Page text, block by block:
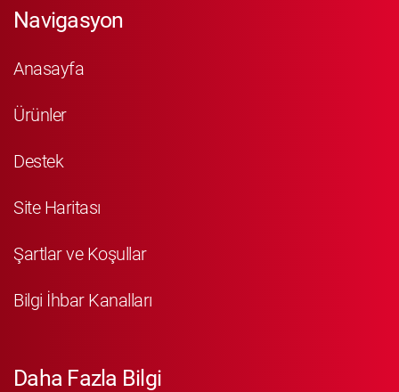
Navigasyon
Anasayfa
Ürünler
Destek
Site Haritası
Şartlar ve Koşullar
Bilgi İhbar Kanalları
Daha Fazla Bilgi